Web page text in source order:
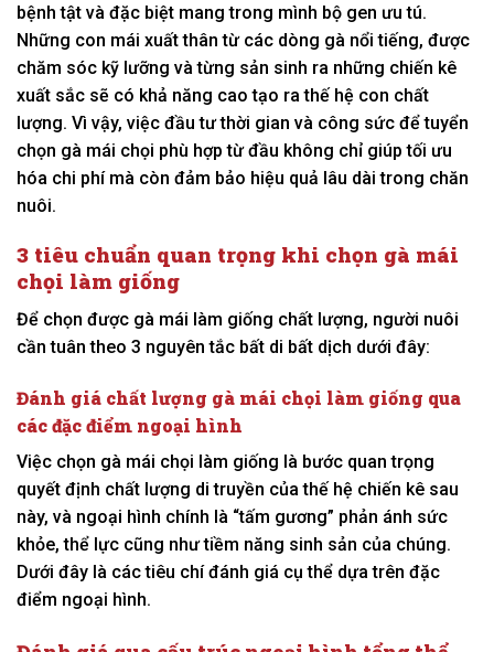
bệnh tật và đặc biệt mang trong mình bộ gen ưu tú.
Những con mái xuất thân từ các dòng gà nổi tiếng, được
chăm sóc kỹ lưỡng và từng sản sinh ra những chiến kê
xuất sắc sẽ có khả năng cao tạo ra thế hệ con chất
lượng. Vì vậy, việc đầu tư thời gian và công sức để tuyển
chọn gà mái chọi phù hợp từ đầu không chỉ giúp tối ưu
hóa chi phí mà còn đảm bảo hiệu quả lâu dài trong chăn
nuôi.
3 tiêu chuẩn quan trọng khi chọn gà mái
chọi làm giống
Để chọn được gà mái làm giống chất lượng, người nuôi
cần tuân theo 3 nguyên tắc bất di bất dịch dưới đây:
Đánh giá chất lượng gà mái chọi làm giống qua
các đặc điểm ngoại hình
Việc chọn gà mái chọi làm giống là bước quan trọng
quyết định chất lượng di truyền của thế hệ chiến kê sau
này, và ngoại hình chính là “tấm gương” phản ánh sức
khỏe, thể lực cũng như tiềm năng sinh sản của chúng.
Dưới đây là các tiêu chí đánh giá cụ thể dựa trên đặc
điểm ngoại hình.